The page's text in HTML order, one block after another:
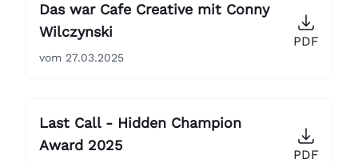
Das war Cafe Creative mit Conny
Wilczynski
vom 27.03.2025
PDF
Last Call - Hidden Champion
Award 2025
PDF